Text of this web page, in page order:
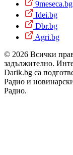
9meseca.bg
Idei.bg
Dbr.bg
Agri.bg
© 2026 Всички
задължително.
Darik.bg са
Радио и
Радио.